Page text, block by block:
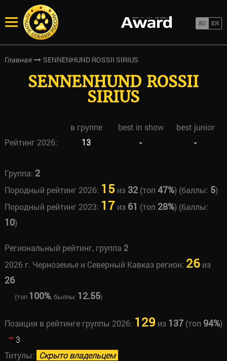
Главная SENNENHUND ROSSII SIRIUS
SENNENHUND ROSSII
SIRIUS
в группе best in show
best junior
Рейтинг 2026:
13 - -
Группа: 2
Породный рейтинг 2026: 15из 32(топ 47%) (баллы: 5)
Породный рейтинг 2023: 17 из 61 (топ 28%) (баллы:
10)
Региональный рейтинг, группа 2
2026 г. Черноземье и Северный Кавказ регион: 26из
26
(топ 100%, быллы: 12.55)
Позиция в рейтинге группы 2026: 129 из 137(топ 94%)
3
Титулы: Скрыто владельцем